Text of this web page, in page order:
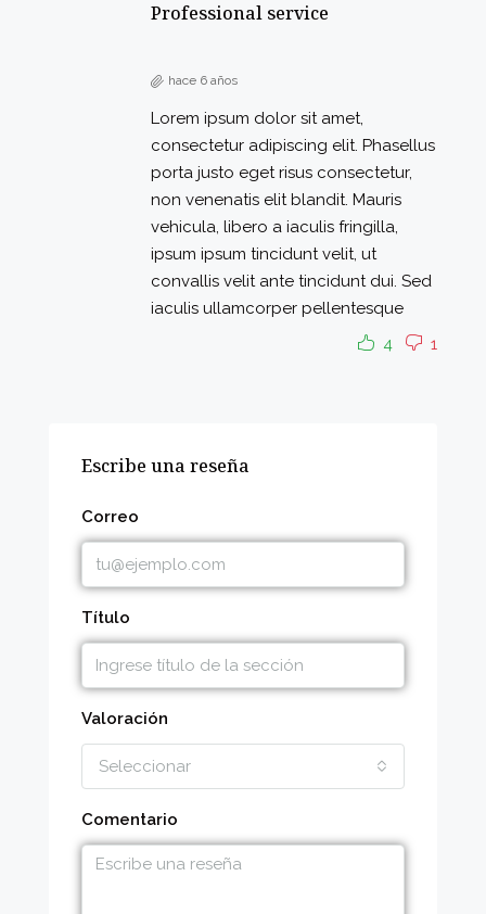
Professional service
hace 6 años
Lorem ipsum dolor sit amet,
consectetur adipiscing elit. Phasellus
porta justo eget risus consectetur,
non venenatis elit blandit. Mauris
vehicula, libero a iaculis fringilla,
ipsum ipsum tincidunt velit, ut
convallis velit ante tincidunt dui. Sed
iaculis ullamcorper pellentesque
4
1
Escribe una reseña
Correo
Título
Valoración
Seleccionar
Comentario